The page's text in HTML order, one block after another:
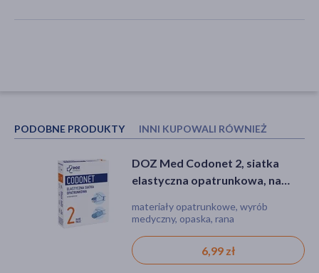
Hit
PODOBNE PRODUKTY INNI KUPOWALI RÓWNIEŻ
DOZ Med Codonet 2, siatka
elastyczna opatrunkowa, na
materiały opatrunkowe, wyrób
medyczny, opaska, rana
6,99 zł
Ziaja Med Siemię lniane, krem do
twarzy ultraodżywczy, 50 ml
krem, suchość, dla wegan, dla
wegetarian, bez substancji
15,99 zł